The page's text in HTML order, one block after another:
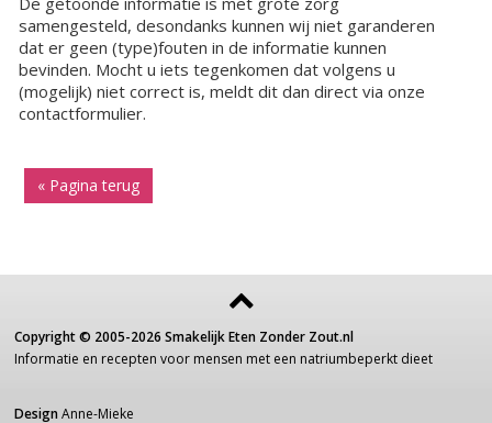
samengesteld, desondanks kunnen wij niet garanderen
dat er geen (type)fouten in de informatie kunnen
bevinden. Mocht u iets tegenkomen dat volgens u
(mogelijk) niet correct is, meldt dit dan direct via onze
contactformulier.
« Pagina terug
Copyright © 2005-2026 Smakelijk Eten Zonder Zout.nl
Informatie en recepten voor mensen met een natriumbeperkt dieet
Design Anne-Mieke